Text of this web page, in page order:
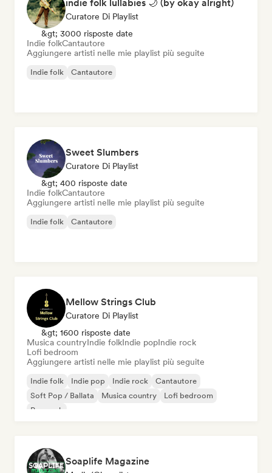
indie folk lullabies 🌙 (by okay alright)
Curatore Di Playlist
&gt; 3000 risposte date
Indie folkCantautore
Aggiungere artisti nelle mie playlist più seguite
Indie folk Cantautore
Sweet Slumbers
Curatore Di Playlist
&gt; 400 risposte date
Indie folkCantautore
Aggiungere artisti nelle mie playlist più seguite
Indie folk Cantautore
Mellow Strings Club
Curatore Di Playlist
&gt; 1600 risposte date
Musica countryIndie folkIndie popIndie rock
Lofi bedroom
Aggiungere artisti nelle mie playlist più seguite
Indie folk Indie pop Indie rock
Cantautore
Soft Pop / Ballata
Musica country
Lofi bedroom
Pop rock
Soaplife Magazine